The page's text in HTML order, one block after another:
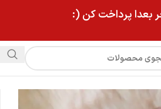
بعدا پرداخت کن (: